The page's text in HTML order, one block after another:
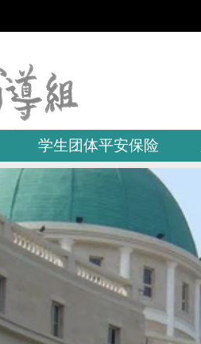
学生团体平安保险